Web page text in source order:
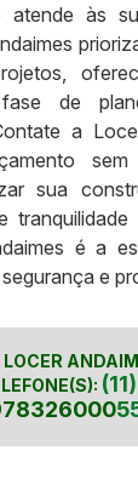
às
de
a
sem
sua
é a
e
LOCER
(11)